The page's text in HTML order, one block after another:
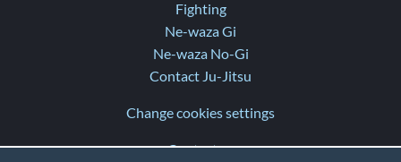
Fighting
Ne-waza Gi
Ne-waza No-Gi
Contact Ju-Jitsu
Change cookies settings
Contact us